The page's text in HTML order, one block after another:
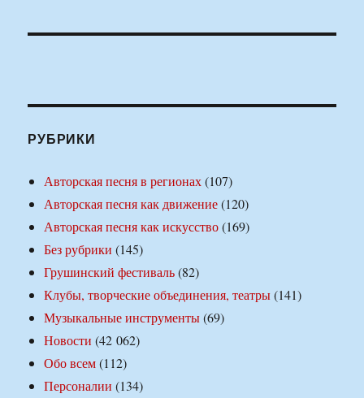
РУБРИКИ
Авторская песня в регионах(107)
Авторская песня как движение(120)
Авторская песня как искусство(169)
Без рубрики (145)
Грушинский фестиваль(82)
Клубы, творческие объединения, театры(141)
Музыкальные инструменты(69)
Новости (42 062)
Обо всем(112)
Персоналии (134)